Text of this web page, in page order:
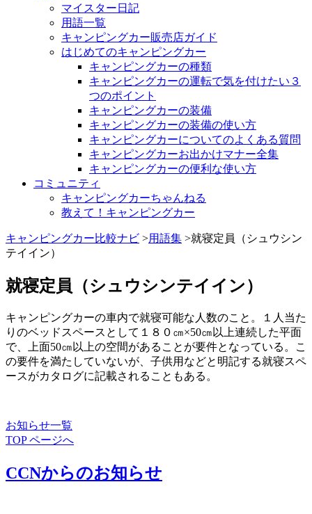
マイスター日記
用語一覧
キャンピングカー販売店ガイド
はじめてのキャンピングカー
キャンピングカーの種類
キャンピングカーの運転で気を付けたい３
つのポイント
キャンピングカーの装備
キャンピングカーの装備の使い方
キャンピングカーについてのよくある質問
キャンピングカーお出かけマナー全集
キャンピングカーの便利な使い方
コミュニティ
キャンピングカーちゃんねる
教えて！キャンピングカー
キャンピングカー比較ナビ >用語集 >就寝定員（シュウシン
テイイン）
就寝定員（シュウシンテイイン）
キャンピングカーの車内で就寝可能な人数のこと。１人当た
りのベッドスペースとして１８０㎝×50㎝以上連続した平面
で、上面50㎝以上の空間があることが要件となっている。こ
の要件を満たしていないが、子供用などと明記する就寝スペ
ースがカタログに記載されることもある。
お知らせ一覧
TOP ページへ
CCNからのお知らせ